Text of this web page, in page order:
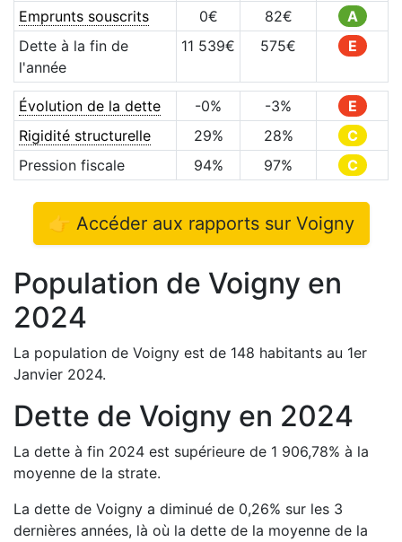
Emprunts souscrits
0€ 82€
A
Dette à la fin de
l'année
11 539€ 575€ E
Évolution de la dette -0% -3%
E
Rigidité structurelle
29% 28%
C
Pression fiscale
94% 97% C
👉 Accéder aux rapports sur Voigny
Population de Voigny en
2024
La population de Voigny est de 148 habitants au 1er
Janvier 2024.
Dette de Voigny en 2024
La dette à fin 2024 est supérieure de 1 906,78% à la
moyenne de la strate.
La dette de Voigny a diminué de 0,26% sur les 3
dernières années, là où la dette de la moyenne de la